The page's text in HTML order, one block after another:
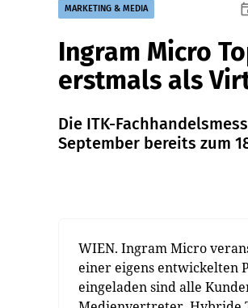
MARKETING & MEDIA
Ingram Micro
erstmals als
Die ITK-
September bereits zum
WIEN. Ingram Micro
einer eigens entwickelten
eingeladen sind alle